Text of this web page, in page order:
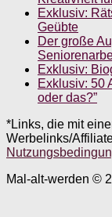
Exklusiv:
Geübte
Der große
Exklusiv:
Exklusiv: 50
oder das?”
*Links, die mit
Werbelinks/
Mal-alt-werden ©